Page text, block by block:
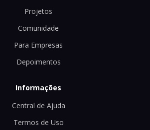
Projetos
Comunidade
Para Empresas
Depoimentos
Informações
Central de Ajuda
Termos de Uso